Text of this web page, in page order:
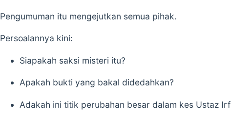
Pengumuman itu mengejutkan semua pihak.
Persoalannya kini:
Siapakah saksi misteri itu?
Apakah bukti yang bakal didedahkan?
Adakah ini titik perubahan besar dalam kes Ustaz